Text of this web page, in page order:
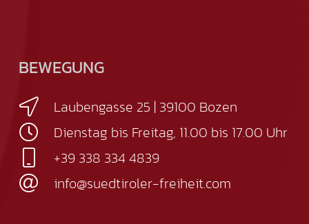
BEWEGUNG
Laubengasse 25 | 39100 Bozen
Dienstag bis Freitag, 11.00 bis 17.00 Uhr
+39 338 334 4839
info@suedtiroler-freiheit.com